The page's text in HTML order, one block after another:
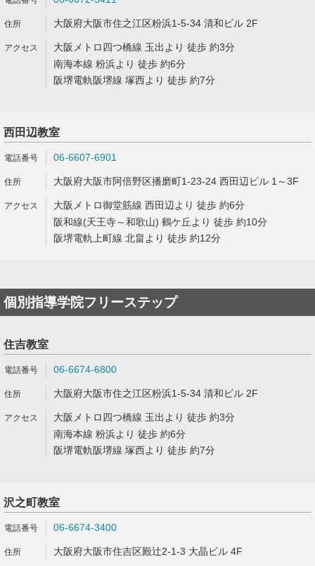
大阪府大阪市住之江区粉浜1-5-34 清和ビル 2F
大阪メトロ四つ橋線 玉出より 徒歩 約3分
南海本線 粉浜より 徒歩 約6分
阪堺電軌阪堺線 塚西より 徒歩 約7分
西田辺教室
06-6607-6901
大阪府大阪市阿倍野区播磨町1-23-24 西田辺ビル 1～3F
大阪メトロ御堂筋線 西田辺より 徒歩 約6分
阪和線(天王寺～和歌山) 鶴ケ丘より 徒歩 約10分
阪堺電軌上町線 北畠より 徒歩 約12分
個別指導学院フリーステップ
住吉教室
06-6674-6800
大阪府大阪市住之江区粉浜1-5-34 清和ビル 2F
大阪メトロ四つ橋線 玉出より 徒歩 約3分
南海本線 粉浜より 徒歩 約6分
阪堺電軌阪堺線 塚西より 徒歩 約7分
沢之町教室
06-6674-3400
大阪府大阪市住吉区殿辻2-1-3 大晶ビル 4F